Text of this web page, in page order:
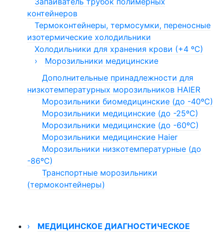
Гистерорезектоскоп биполярный
Гистероскопы офисные (тонкие)
Инструмент для гистероскопии
Принадлежности для эндоскопии
Электроды для гистерорезектоскопии
Оптика для гистероскопов и
гистерорезектоскопов
Стволы адаптеры для гистероскопов и
гистерорезектоскопов
Устройства обогрева новорожденных,
матрасы для пеленальных столов
Эвакуаторы дыма
контейнеров
Термоконтейнеры, термосумки, переносные
изотермические холодильники
Холодильники для хранения крови (+4 ºС)
›
Морозильники медицинские
Дополнительные принадлежности для
низкотемпературных морозильников HAIER
Морозильники биомедицинские (до -40ºС)
Морозильники медицинские (до -25ºС)
Морозильники медицинские (до -60ºС)
Морозильники медицинские Haier
Морозильники низкотемпературные (до
-86ºС)
Транспортные морозильники
(термоконтейнеры)
›
МЕДИЦИНСКОЕ ДИАГНОСТИЧЕСКОЕ